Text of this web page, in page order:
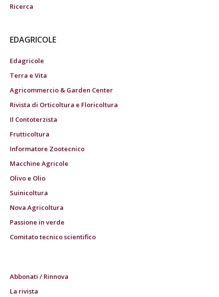
Ricerca
EDAGRICOLE
Edagricole
Terra e Vita
Agricommercio & Garden Center
Rivista di Orticoltura e Floricoltura
Il Contoterzista
Frutticoltura
Informatore Zootecnico
Macchine Agricole
Olivo e Olio
Suinicoltura
Nova Agricoltura
Passione in verde
Comitato tecnico scientifico
Abbonati / Rinnova
La rivista